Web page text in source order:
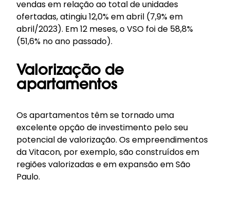
vendas em relação ao total de unidades
ofertadas, atingiu 12,0% em abril (7,9% em
abril/2023). Em 12 meses, o VSO foi de 58,8%
(51,6% no ano passado).
Valorização de
apartamentos
Os apartamentos têm se tornado uma
excelente opção de investimento pelo seu
potencial de valorização. Os empreendimentos
da Vitacon, por exemplo, são construídos em
regiões valorizadas e em expansão em São
Paulo.